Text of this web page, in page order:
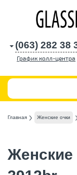
(063) 282 38
График колл-центра
Главная Женские очки
Женские